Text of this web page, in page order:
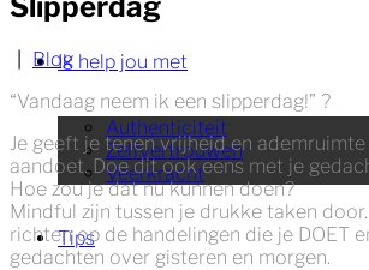
Ik help jou met
Authenticiteit
Zelfvertrouwen
Veerkracht
Tips
Blog
“Vandaag neem ik een slipperdag!” ?
Je geeft je tenen vrijheid en
aandoet. Doe dit ook eens met je
Hoe zou je dat nu kunnen doen?
Mindful zijn tussen je drukke taken
richten op de handelingen die je DOET
gedachten over gisteren en morgen.